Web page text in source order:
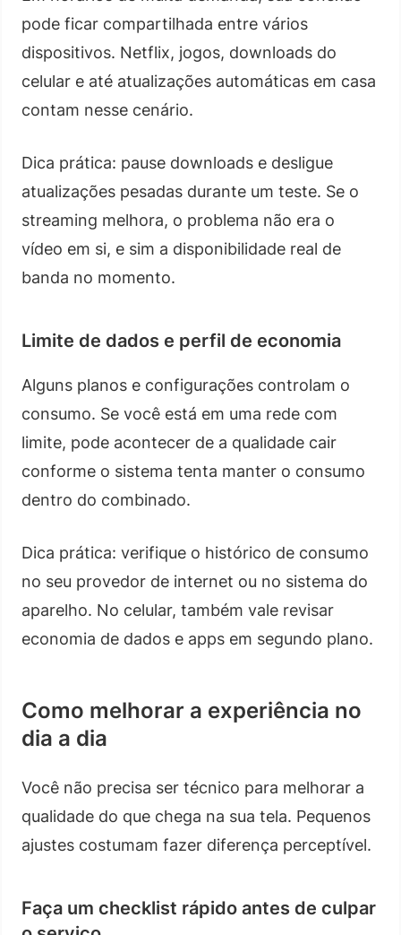
pode ficar compartilhada entre vários
dispositivos. Netflix, jogos, downloads do
celular e até atualizações automáticas em casa
contam nesse cenário.
Dica prática: pause downloads e desligue
atualizações pesadas durante um teste. Se o
streaming melhora, o problema não era o
vídeo em si, e sim a disponibilidade real de
banda no momento.
Limite de dados e perfil de economia
Alguns planos e configurações controlam o
consumo. Se você está em uma rede com
limite, pode acontecer de a qualidade cair
conforme o sistema tenta manter o consumo
dentro do combinado.
Dica prática: verifique o histórico de consumo
no seu provedor de internet ou no sistema do
aparelho. No celular, também vale revisar
economia de dados e apps em segundo plano.
Como melhorar a experiência no
dia a dia
Você não precisa ser técnico para melhorar a
qualidade do que chega na sua tela. Pequenos
ajustes costumam fazer diferença perceptível.
Faça um checklist rápido antes de culpar